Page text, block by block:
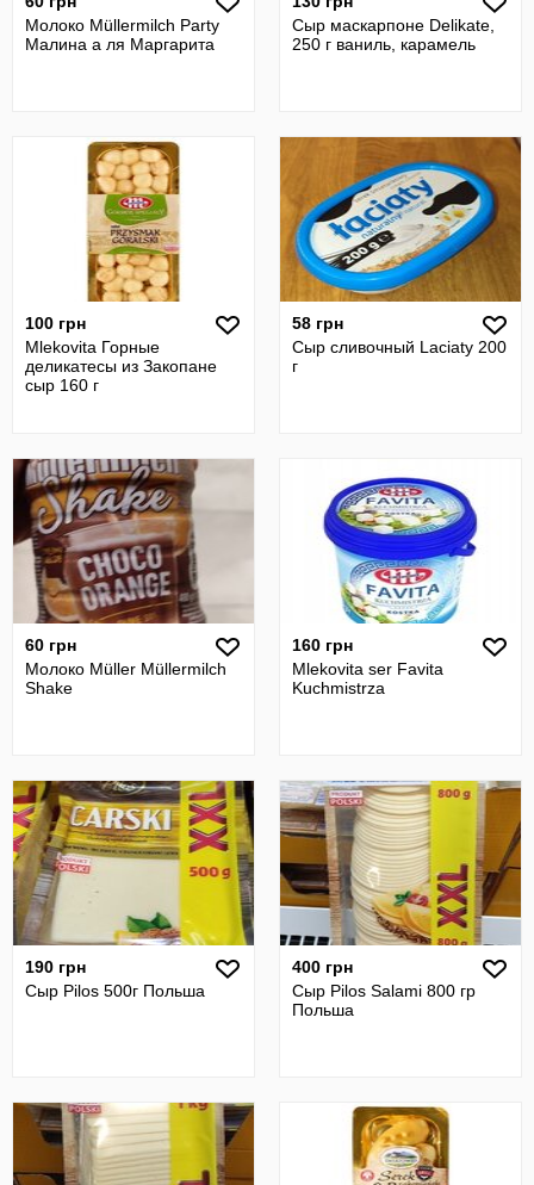
Молоко Müllermilch Party
Малина а ля Маргарита
Сыр маскарпоне Delikate,
250 г ваниль, карамель
100 грн
Mlekovita Горные
деликатесы из Закопане
сыр 160 г
58 грн
Сыр сливочный Laciaty 200
г
60 грн
Молоко Müller Müllermilch
Shake
160 грн
Mlekovita ser Favita
Kuchmistrza
190 грн
Сыр Pilos 500г Польша
400 грн
Сыр Pilos Salami 800 гр
Польша